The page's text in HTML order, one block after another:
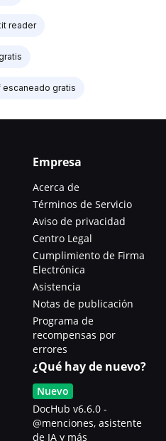
reader
gratis
Empresa
Acerca de
Términos de Servicio
Aviso de privacidad
Centro Legal
Cumplimiento de Firma
Electrónica
Asistencia
Notas de publicación
Programa de
recompensas por
errores
¿Qué hay de nuevo?
Nuevo
DocHub v6.6.0 -
@menciones, asistente
de IA y más